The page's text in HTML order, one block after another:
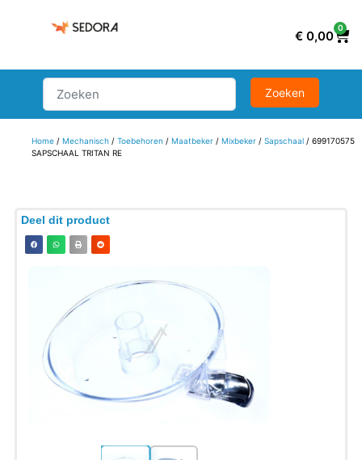
€ 0,00
0
Home/ Mechanisch/ Toebehoren / Maatbeker/ Mixbeker/ Sapschaal/ 699170575
SAPSCHAAL TRITAN RE
Deel dit product